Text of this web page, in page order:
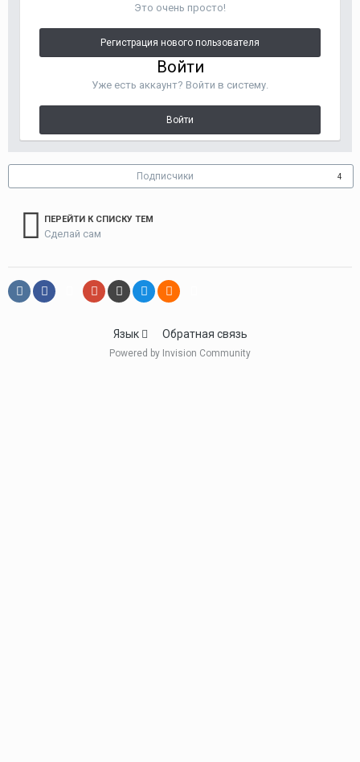
Это очень просто!
Регистрация нового пользователя
Войти
Уже есть аккаунт? Войти в систему.
Войти
Подписчики 4
ПЕРЕЙТИ К СПИСКУ ТЕМ
Сделай сам
Язык Обратная связь
Powered by Invision Community